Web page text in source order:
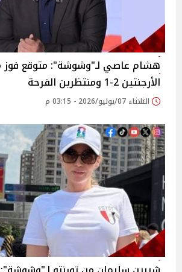
هشام عاصي لـ"وشوشة": متوقع
الأرجنتين 2-1 ومنتظرين الفرحة
الثلاثاء 07/يوليو/2026 - 03:15 م